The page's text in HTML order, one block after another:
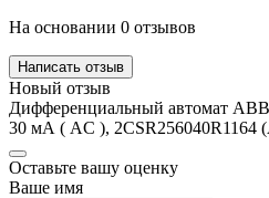
На основании 0 отзывов
Написать отзыв
Новый отзыв
Дифференциальный автомат
30 мА ( AC ), 2CSR256040R1164
Оставьте вашу оценку
Ваше имя